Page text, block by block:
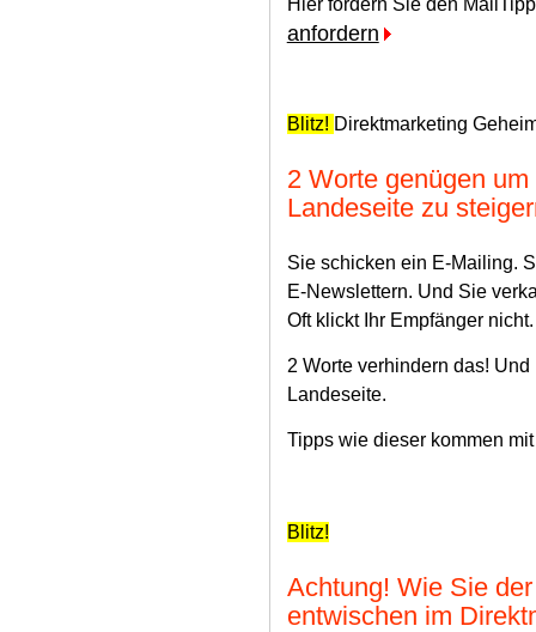
anfordern
Blitz! Direktmarketing
2 Worte genügen
Landeseite zu
Sie schicken ein E-Mailing.
E-Newslettern. Und Sie
Oft klickt Ihr Empfänger nicht.
2 Worte verhindern das!
Landeseite.
Tipps wie dieser kommen
Blitz!
Achtung! Wie Sie
entwischen im